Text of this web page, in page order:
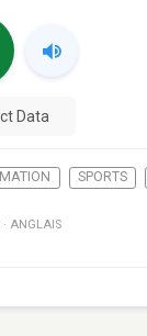
Data
SPORTS
· ANGLAIS